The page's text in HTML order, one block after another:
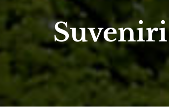
Suveniri